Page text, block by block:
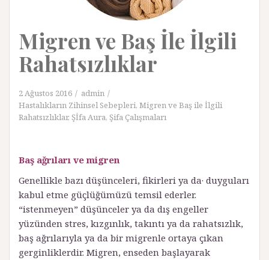
Migren ve Baş İle İlgili
Rahatsızlıklar
2 Ağustos 2016
admin
Hastalıkların Zihinsel Sebepleri, Migren ve Baş ile İlgili
Rahatsızlıklar, Şİfa Aura, Şifa Çalışmaları
Baş ağrıları ve migren
Genellikle bazı düşünceleri, fikirleri ya da· duyguları
kabul etme güçlüğümüzü temsil ederler.
“istenmeyen” düşünceler ya da dış engeller
yüzünden stres, kızgınlık, takıntı ya da rahatsızlık,
baş ağrılarıyla ya da bir migrenle ortaya çıkan
gerginliklerdir. Migren, enseden başlayarak